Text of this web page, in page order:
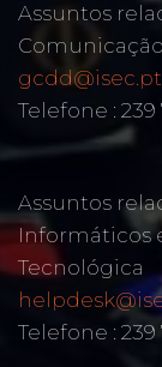
Assuntos
gcdd@isec.pt
Telefone :
Assuntos
Informáticos
Tecnológica
Telefone :